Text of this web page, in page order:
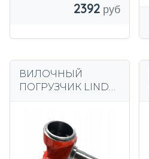
2392
ВИЛОЧНЫЙ
ПОГРУЗЧИК LINDE
394 -01